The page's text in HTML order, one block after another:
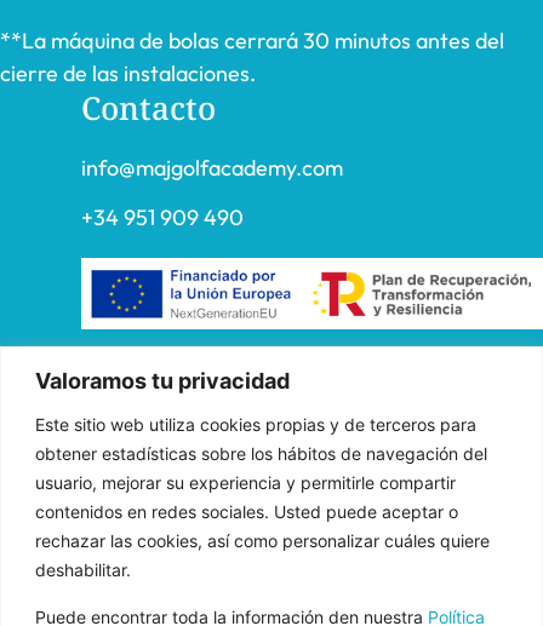
Valoramos tu privacidad
Este sitio web utiliza cookies propias y de terceros para
obtener estadísticas sobre los hábitos de navegación del
usuario, mejorar su experiencia y permitirle compartir
contenidos en redes sociales. Usted puede aceptar o
rechazar las cookies, así como personalizar cuáles quiere
deshabilitar.
Puede encontrar toda la información den nuestra Política
**La máquina de bolas cerrará 30 minutos antes del
cierre de las instalaciones.
Contacto
info@majgolfacademy.com
+34 951 909 490
«FADE AND DRAW TARGET S.L. ha recibido una ayuda de la
Unión Europea con cargo al Programa Operativo FEDER de
Andalucía 2014-2020, financiada como parte de la respuesta de
la Unión a la pandemia de COVID-19 (REACT-UE), para
compensar el sobrecoste energético de gas natural y/o
electricidad a pymes y autónomos especialmente afectados por el
incremento de los precios del gas natural y la electricidad
provocados por el impacto de la guerra de agresión de Rusia